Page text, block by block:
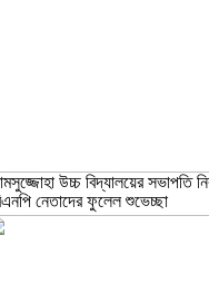
উচ্চ বিদ্যালয়ের সভাপতি
নেতাদের ফুলেল শুভেচ্ছা